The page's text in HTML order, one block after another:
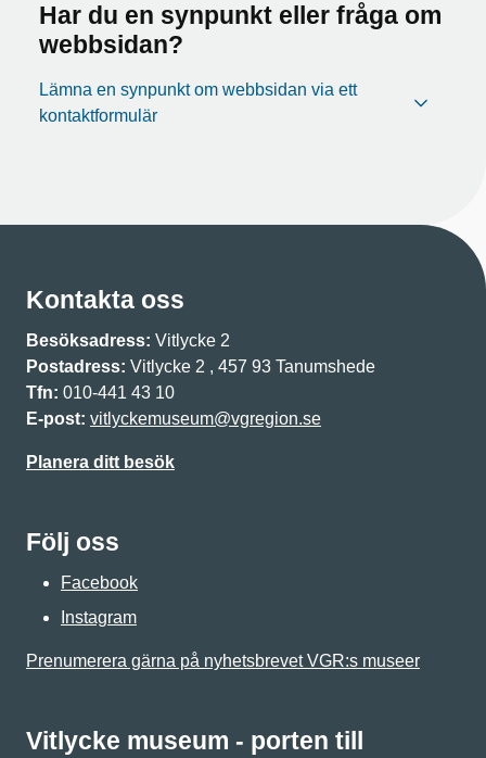
Har du en synpunkt eller fråga om
webbsidan?
Lämna en synpunkt om webbsidan via ett
kontaktformulär
Kontakta oss
Besöksadress: Vitlycke 2
Postadress: Vitlycke 2 , 457 93 Tanumshede
Tfn: 010-441 43 10
E-post: vitlyckemuseum@vgregion.se
Planera ditt besök
Följ oss
Facebook
Instagram
Prenumerera gärna på nyhetsbrevet VGR:s museer
Vitlycke museum - porten till